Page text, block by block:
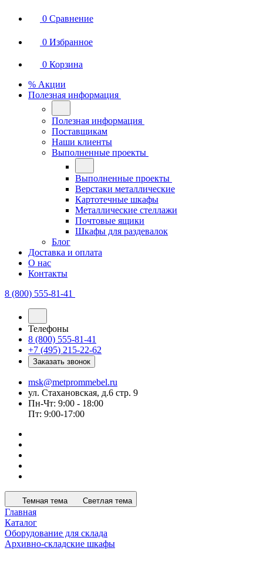
0 Сравнение
0 Избранное
0 Корзина
% Акции
Полезная информация
Полезная информация
Поставщикам
Наши клиенты
Выполненные проекты
Выполненные проекты
Верстаки металлические
Картотечные шкафы
Металлические стеллажи
Почтовые ящики
Шкафы для раздевалок
Блог
Доставка и оплата
О нас
Контакты
8 (800) 555-81-41
Телефоны
8 (800) 555-81-41
+7 (495) 215-22-62
Заказать звонок
msk@metprommebel.ru
ул. Стахановская, д.6 стр. 9
Пн-Чт: 9:00 - 18:00
Пт: 9:00-17:00
Темная тема Светлая тема
Главная
Каталог
Оборудование для склада
Архивно-складские шкафы